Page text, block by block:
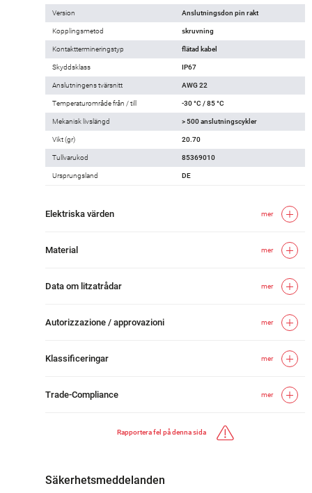
Version Anslutningsdon pin rakt
Kopplingsmetod skruvning
Kontakttermineringstyp flätad kabel
Skyddsklass IP67
Anslutningens tvärsnitt AWG 22
Temperaturområde från / till -30 °C / 85 °C
Mekanisk livslängd > 500 anslutningscykler
Vikt (gr) 20.70
Tullvarukod 85369010
Ursprungsland DE
Elektriska värden mer
Material mer
Data om litzatrådar mer
Autorizzazione / approvazioni mer
Klassificeringar mer
Trade-Compliance mer
Rapportera fel på denna sida
Säkerhetsmeddelanden